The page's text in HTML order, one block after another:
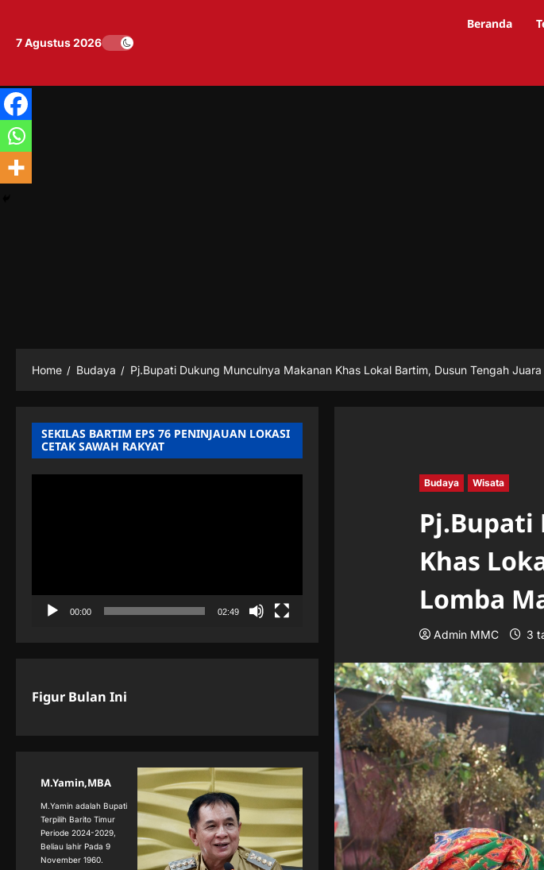
content
7 Agustus 2026
Beranda
Home Budaya Pj.Bupati Dukung Munculnya Makanan Khas Lokal Bartim, Dusun Tengah
Budaya Wisata
Pj.Bupati
Khas
Lomba
Admin MMC 3
SEKILAS BARTIM EPS 76 PENINJAUAN LOKASI
CETAK SAWAH RAKYAT
00:00 02:49
Figur Bulan Ini
M.Yamin,MBA
M.Yamin adalah Bupati
Terpilih Barito Timur
Periode 2024-2029,
Beliau lahir Pada 9
November 1960.